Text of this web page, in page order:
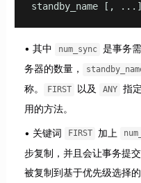
standby_name [, ...]
其中 num_sync
是事务
务器的数量，
称。
FIRST 以及 ANY 指
用的方法。
关键词 FIRST 加上
步复制，并且会让事务提
被复制到基于优先级选择的